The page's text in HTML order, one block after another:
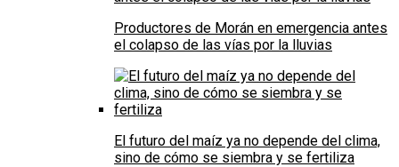
Productores de Morán en emergencia antes
el colapso de las vías por la lluvias
El futuro del maíz ya no depende del clima,
sino de cómo se siembra y se fertiliza